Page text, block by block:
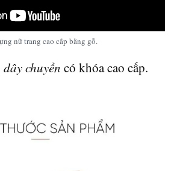
nữ trang cao cấp bằng gỗ.
chuyền có khóa cao cấp.